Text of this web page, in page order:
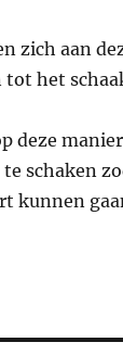
zich aan
het
deze
schaken
kunnen